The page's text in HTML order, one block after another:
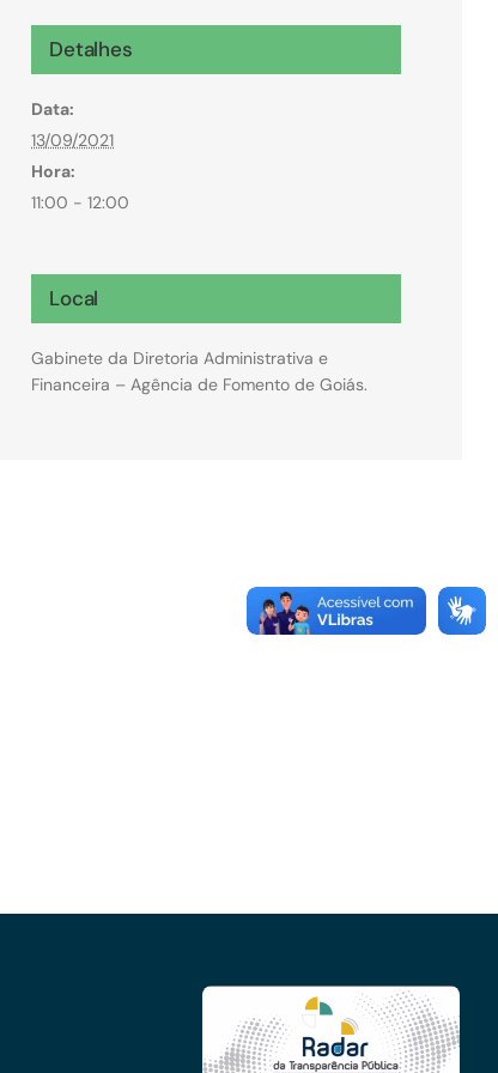
MEI, microempresas e pessoas físicas
e transportes)
Detalhes
Data:
13/09/2021
Hora:
11:00 - 12:00
Local
Gabinete da Diretoria Administrativa e
Financeira – Agência de Fomento de Goiás.